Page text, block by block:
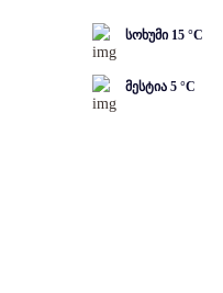
სოხუმი 15 °C
მესტია 5 °C